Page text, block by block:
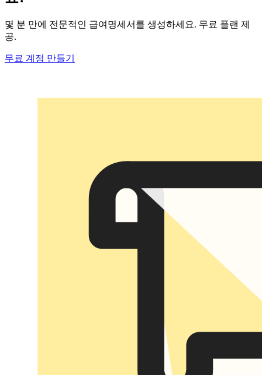
몇 분 만에 전문적인 급여명세서를 생성하세요. 무료 플랜 제
공.
무료 계정 만들기